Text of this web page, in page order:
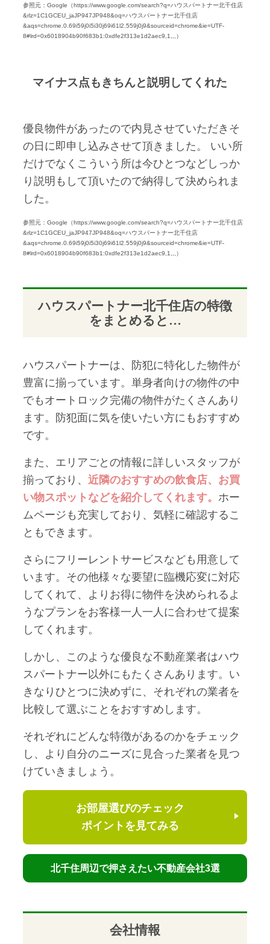
参照元：Google（https://www.google.com/search?q=ハウスパートナー北千住店
&rlz=1C1GCEU_jaJP947JP948&oq=ハウスパートナー北千住店
&aqs=chrome.0.69i59j0i5i30j69i61l2.559j0j9&sourceid=chrome&ie=UTF-
8#lrd=0x6018904b90f683b1:0xdfe2f313e1d2aec9,1,,,）
マイナス点もきちんと説明してくれた
優良物件があったので内見させていただきそ
の日に即申し込みさせて頂きました。 いい所
だけでなくこういう所は今ひとつなどしっか
り説明もして頂いたので納得して決められま
した。
参照元：Google（https://www.google.com/search?q=ハウスパートナー北千住店
&rlz=1C1GCEU_jaJP947JP948&oq=ハウスパートナー北千住店
&aqs=chrome.0.69i59j0i5i30j69i61l2.559j0j9&sourceid=chrome&ie=UTF-
8#lrd=0x6018904b90f683b1:0xdfe2f313e1d2aec9,1,,,）
ハウスパートナー北千住店の特徴
をまとめると…
ハウスパートナーは、防犯に特化した物件が
豊富に揃っています。単身者向けの物件の中
でもオートロック完備の物件がたくさんあり
ます。防犯面に気を使いたい方にもおすすめ
です。
また、エリアごとの情報に詳しいスタッフが
揃っており、 近隣のおすすめの飲食店、お買
い物スポットなどを紹介してくれます。 ホー
ムページも充実しており、気軽に確認するこ
ともできます。
さらにフリーレントサービスなども用意して
います。その他様々な要望に臨機応変に対応
してくれて、よりお得に物件を決められるよ
うなプランをお客様一人一人に合わせて提案
してくれます。
しかし、このような優良な不動産業者はハウ
スパートナー以外にもたくさんあります。い
きなりひとつに決めずに、それぞれの業者を
比較して選ぶことをおすすめします。
それぞれにどんな特徴があるのかをチェック
し、より自分のニーズに見合った業者を見つ
けていきましょう。
お部屋選びのチェック
ポイントを見てみる
北千住周辺で押さえたい不動産会社3選
会社情報